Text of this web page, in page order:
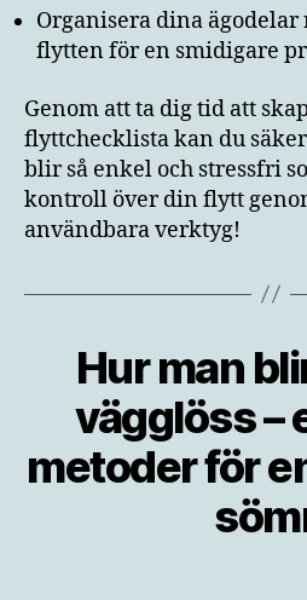
Organisera dina
flytten för en smidigare
Genom att ta dig tid att
flyttchecklista kan du
blir så enkel och stressfri
kontroll över din flytt
användbara verktyg!
Hur man
vägglöss –
metoder för